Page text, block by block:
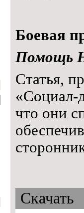
Боевая
Помощь
Статья,
«Социал-
что они
Скачать